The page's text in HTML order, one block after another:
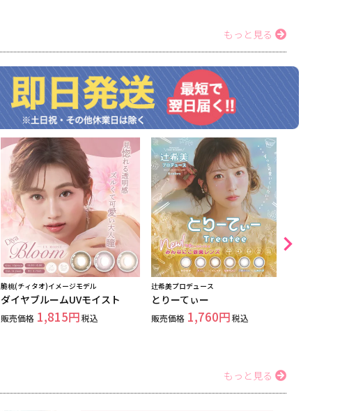
もっと見る
脆桃(チィタオ)イメージモデル
ダイヤブルームUVモイスト
販売価格 1,815 税込
辻希美プロデュース
とりーてぃー
販売価格 1,760 税込
もっと見る